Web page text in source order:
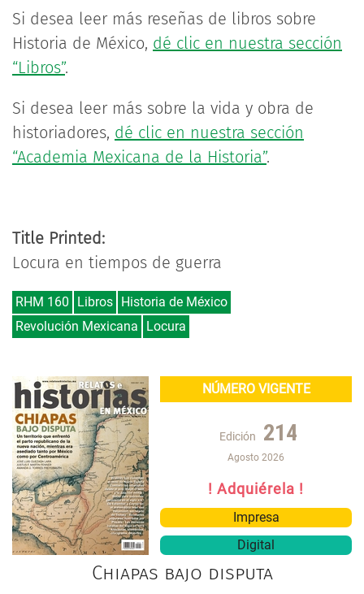
Si desea leer más reseñas de libros sobre
Historia de México, dé clic en nuestra sección
“Libros”.
Si desea leer más sobre la vida y obra de
historiadores, dé clic en nuestra sección
“Academia Mexicana de la Historia”.
Title Printed:
Locura en tiempos de guerra
RHM 160 Libros Historia de México
Revolución Mexicana
Locura
NÚMERO VIGENTE
Edición 214
Agosto 2026
! Adquiérela !
Impresa
Digital
Chiapas bajo disputa